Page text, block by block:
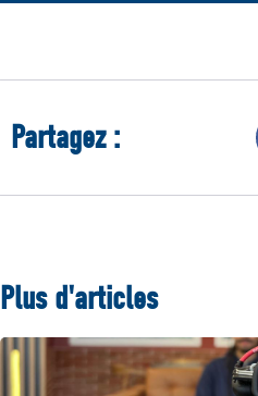
Partagez :
Plus d'articles